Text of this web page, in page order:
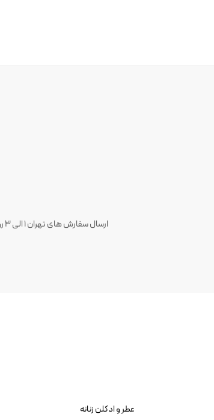
عطر و ادکلن زنانه